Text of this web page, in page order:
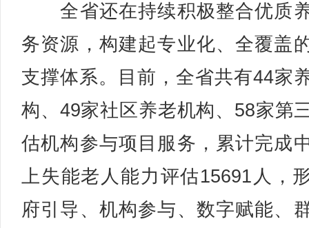
全省还在持续积极整合优质
务资源，构建起专业化、全覆盖
支撑体系。目前，全省共有44家
构、49家社区养老机构、58家第
估机构参与项目服务，累计完成
上失能老人能力评估15691人，
府引导、机构参与、数字赋能、